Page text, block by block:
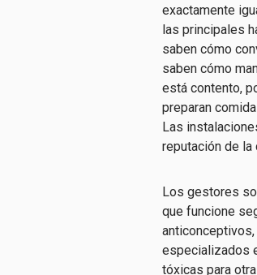
exactamente
las principales
saben cómo
saben cómo
está contento,
preparan
Las
reputación de la
Los gestores
que funcione
especializados
tóxicas para